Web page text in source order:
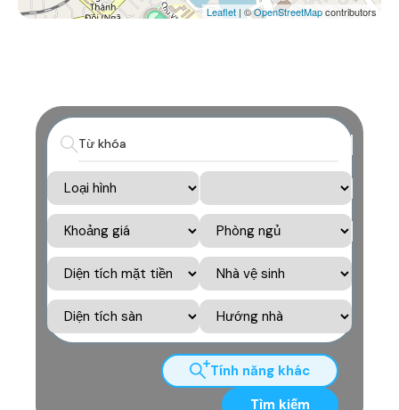
Leaflet | ©OpenStreetMapcontributors
Tính năng khác
Tìm kiếm